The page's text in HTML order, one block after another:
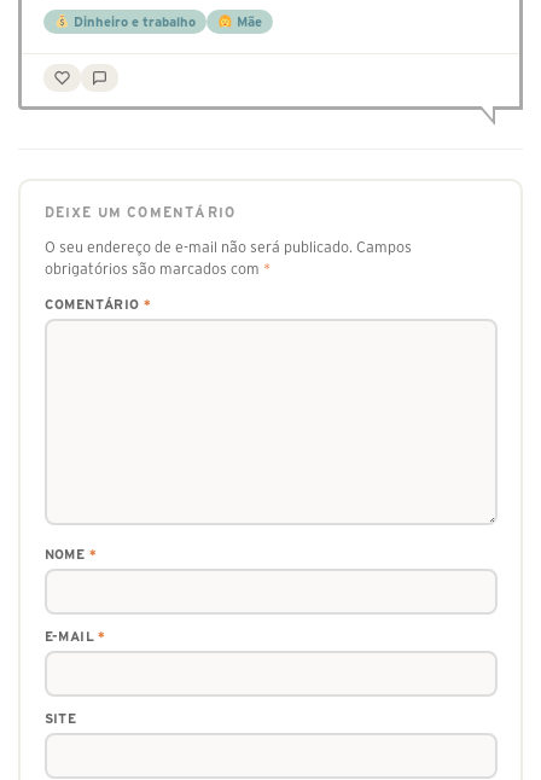
Dinheiro e trabalho Mãe
DEIXE UM COMENTÁRIO
O seu endereço de e-mail não será publicado. Campos
obrigatórios são marcados com *
COMENTÁRIO *
NOME *
E-MAIL*
SITE